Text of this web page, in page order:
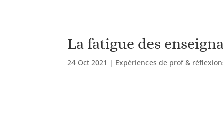
La fatigue des
24 Oct 2021 | Expériences de prof &